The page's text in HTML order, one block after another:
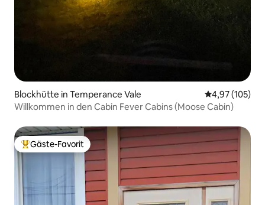
Blockhütte in Temperance Vale
4,97 (105)
Willkommen in den Cabin Fever Cabins (Moose Cabin)
Beliebter Gäste-Favorit.
Gäste-Favorit